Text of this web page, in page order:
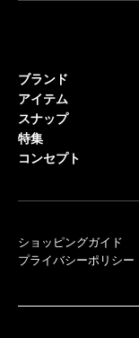
ブランド
アイテム
スナップ
特集
コンセプト
ショッピングガイド
プライバシーポリシー